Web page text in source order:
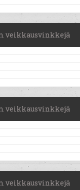
veikkausvinkkejä
veikkausvinkkejä
veikkausvinkkejä